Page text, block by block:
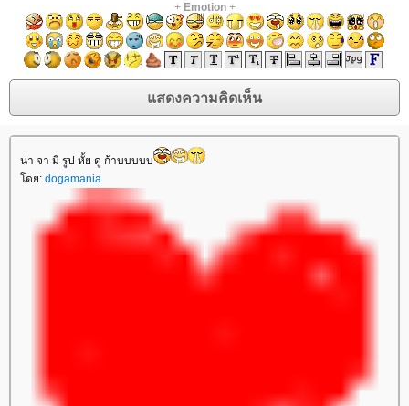
+ Emotion+
น่า จา มี รูป หั้ย ดู ก้าบบบบบ
ดย: dogamania